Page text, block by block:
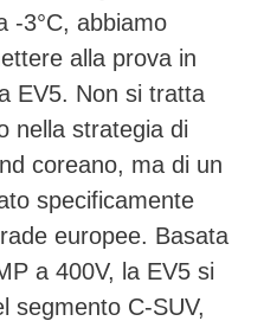
-3°C, abbiamo
alla prova in
EV5. Non si tratta
nella strategia di
coreano, ma di un
specificamente
europee. Basata
a 400V, la EV5 si
segmento C-SUV,